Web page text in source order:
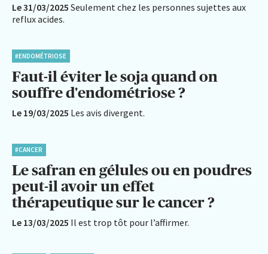
Le 31/03/2025 Seulement chez les personnes sujettes aux
reflux acides.
#ENDOMÉTRIOSE
Faut-il éviter le soja quand on
souffre d'endométriose ?
Le 19/03/2025 Les avis divergent.
#CANCER
Le safran en gélules ou en poudres
peut-il avoir un effet
thérapeutique sur le cancer ?
Le 13/03/2025 Il est trop tôt pour l’affirmer.